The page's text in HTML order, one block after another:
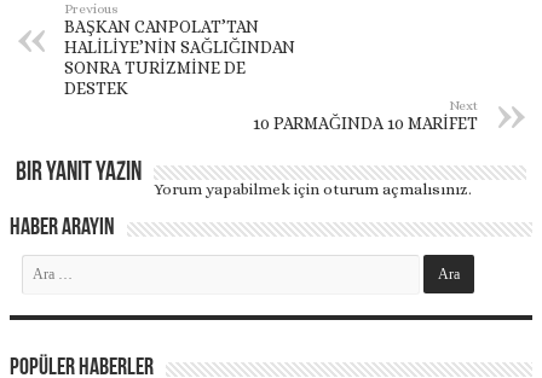
Previous
BAŞKAN CANPOLAT’TAN
HALİLİYE’NİN SAĞLIĞINDAN
SONRA TURİZMİNE DE
DESTEK
Next
10 PARMAĞINDA 10 MARİFET
Bir yanıt yazın
Yorum yapabilmek içinoturum açmalısınız.
Haber Arayın
Popüler Haberler